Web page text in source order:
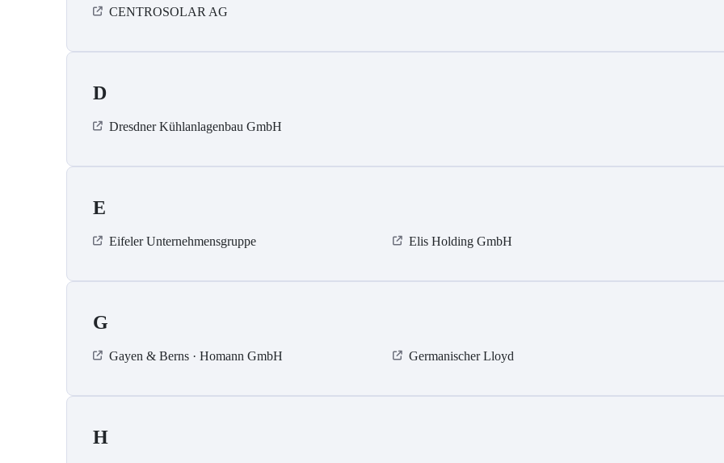
CENTROSOLAR AG
D
Dresdner Kühlanlagenbau GmbH
E
Eifeler Unternehmensgruppe Elis Holding GmbH
G
Gayen & Berns · Homann GmbH Germanischer Lloyd
H